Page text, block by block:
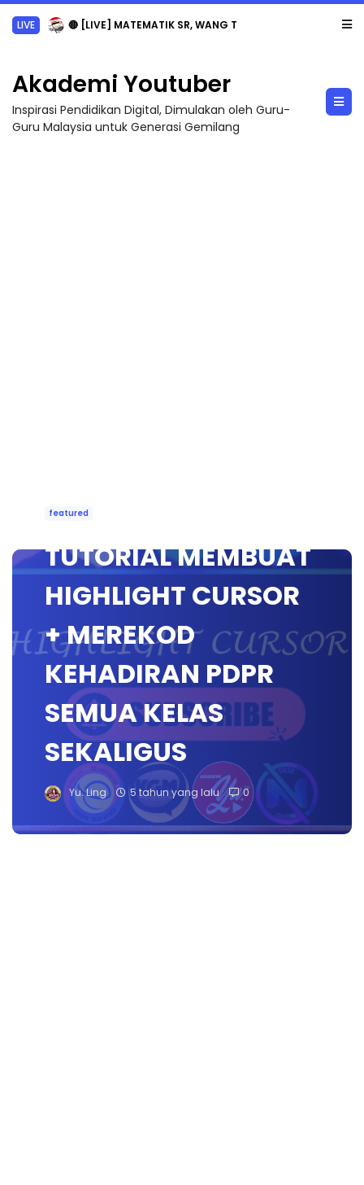
LIVE 🔴 [LIVE] MATEMATIK SR, WANG TAHUN 6 OLEH CIKGU ANITA #ALLINONE #141 #...
Akademi Youtuber
Inspirasi Pendidikan Digital, Dimulakan oleh Guru-
Guru Malaysia untuk Generasi Gemilang
featured
TUTORIAL MEMBUAT
HIGHLIGHT CURSOR
+ MEREKOD
KEHADIRAN PDPR
SEMUA KELAS
SEKALIGUS
Yu. Ling 5 tahun yang lalu 0